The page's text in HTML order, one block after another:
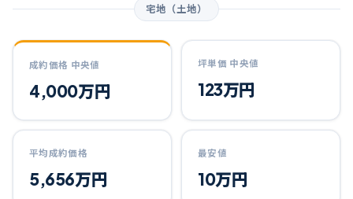
宅地（土地）
成約価格 中央値
4,000万円
坪単価 中央値
123万円
平均成約価格
5,656万円
最安値
10万円